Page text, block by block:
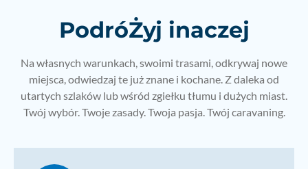
PodróŻyj inaczej
Na własnych warunkach, swoimi trasami, odkrywaj nowe
miejsca, odwiedzaj te już znane i kochane. Z daleka od
utartych szlaków lub wśród zgiełku tłumu i dużych miast.
Twój wybór. Twoje zasady. Twoja pasja. Twój caravaning.